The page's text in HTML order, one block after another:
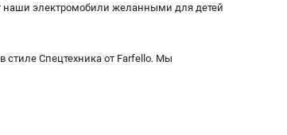
наши электромобили желанными для детей
стиле Спецтехника от Farfello. Мы